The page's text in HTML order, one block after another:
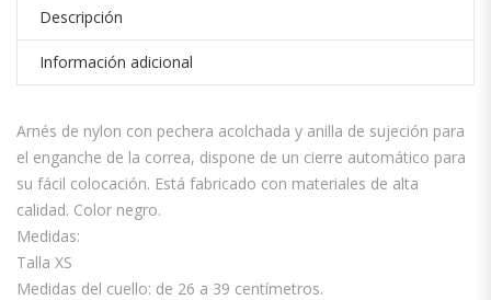
Descripción
Información adicional
Arnés de nylon con pechera acolchada y anilla de sujeción para
el enganche de la correa, dispone de un cierre automático para
su fácil colocación. Está fabricado con materiales de alta
calidad. Color negro.
Medidas:
Talla XS
Medidas del cuello: de 26 a 39 centímetros.